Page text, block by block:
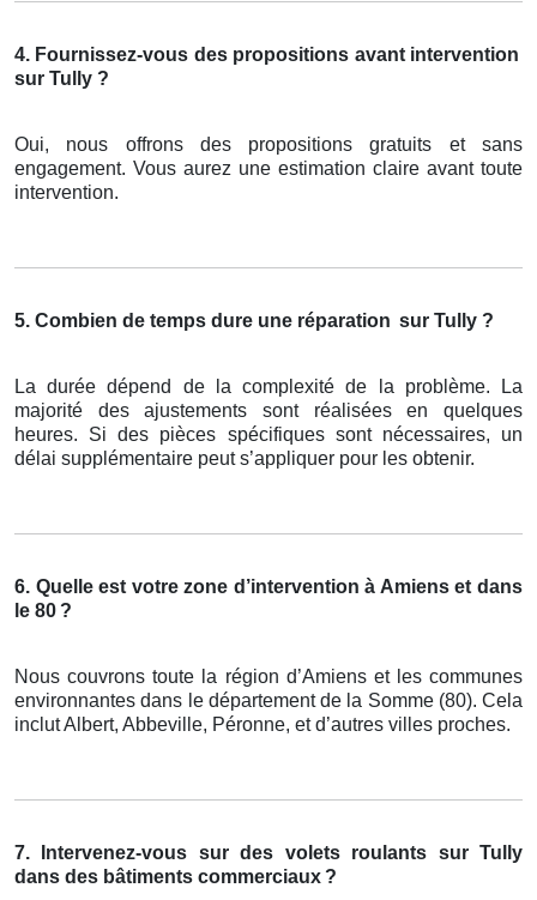
4. Fournissez-vous des propositions avant intervention
sur Tully ?
Oui, nous offrons des propositions gratuits et sans
engagement. Vous aurez une estimation claire avant toute
intervention.
5. Combien de temps dure une réparation sur Tully ?
La durée dépend de la complexité de la problème. La
majorité des ajustements sont réalisées en quelques
heures. Si des pièces spécifiques sont nécessaires, un
délai supplémentaire peut s’appliquer pour les obtenir.
6. Quelle est votre zone d’intervention à Amiens et dans
le 80 ?
Nous couvrons toute la région d’Amiens et les communes
environnantes dans le département de la Somme (80). Cela
inclut Albert, Abbeville, Péronne, et d’autres villes proches.
7. Intervenez-vous sur des volets roulants sur Tully
dans des bâtiments commerciaux ?